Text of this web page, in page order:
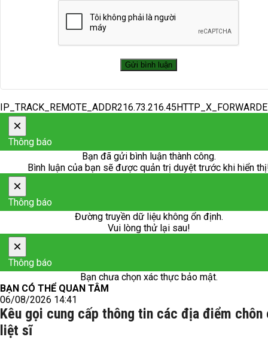
×
Thông báo
Bạn đã gửi bình luận thành công.
Bình luận của bạn sẽ được quản trị duyệt trước khi hiển
×
Thông báo
Đường truyền dữ liệu không ổn định.
Vui lòng thử lại sau!
×
Thông báo
Bạn chưa chọn xác thực bảo mật.
BẠN CÓ THỂ QUAN TÂM
06/08/2026 14:41
Kêu gọi cung cấp thông tin các địa điểm chôn
liệt sĩ